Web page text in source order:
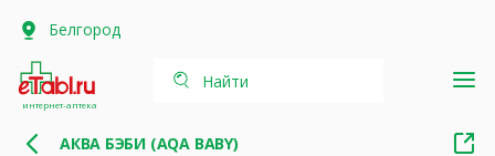
Белгород
интернет-аптека
Найти
АКВА БЭБИ (AQA BABY)